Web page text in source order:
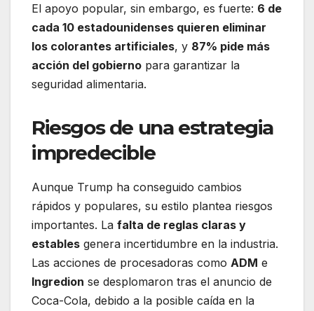
El apoyo popular, sin embargo, es fuerte: 6 de
cada 10 estadounidenses quieren eliminar
los colorantes artificiales, y 87% pide más
acción del gobierno para garantizar la
seguridad alimentaria.
Riesgos de una estrategia
impredecible
Aunque Trump ha conseguido cambios
rápidos y populares, su estilo plantea riesgos
importantes. La falta de reglas claras y
estables genera incertidumbre en la industria.
Las acciones de procesadoras como ADM e
Ingredion se desplomaron tras el anuncio de
Coca-Cola, debido a la posible caída en la